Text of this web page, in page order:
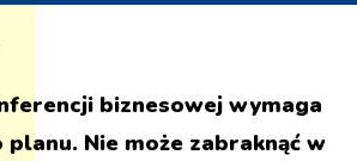
biznesowej wymaga
Nie może zabraknąć w